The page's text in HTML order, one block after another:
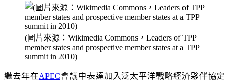
(圖片來源：Wikimedia Commons，Leaders of TPP
member states and prospective member states at a TPP
summit in 2010)
繼去年在APEC會議中表達加入泛太平洋戰略經濟夥伴協定